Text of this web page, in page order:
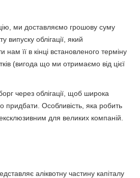
ми доставляємо грошову суму
випуску облігації, який
нам її в кінці встановленого терміну
(вигода що ми отримаємо від цієї
через облігації, щоб широка
придбати. Особливість, яка робить
для великих компаній.
аліквотну частину капіталу